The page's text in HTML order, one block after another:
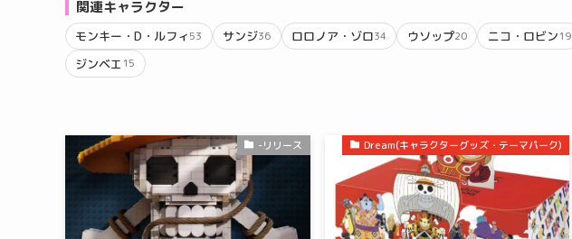
関連キャラクター
モンキー・D・ルフィ53 サンジ36 ロロノア・ゾロ34 ウソップ20 ニコ・ロビン19
ジンベエ15
-リリース Dream(キャラクターグッズ・テーマパーク)